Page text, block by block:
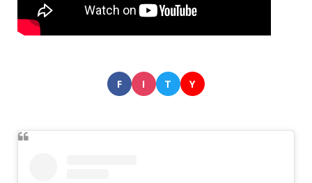
F I T Y